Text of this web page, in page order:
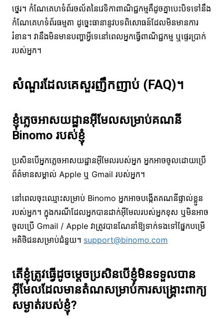
ថ្នេរ។ កំណែគេហទំព័រចល័តនៃវេទិកាពាណិជ្ជកម្មគឺដូចគ្នាបេះបិទទៅនឹង
កំណែគេហទំព័រធម្មតា ដូច្នេះធានានូវបទពិសោធន៍ដែលមិនមានការ
រំខាន។ វានឹងមិនមានបញ្ហាអ្វីទេនៅពេលអ្នកធ្វើពាណិជ្ជកម្ម ឬផ្ទេរប្រាក់
របស់អ្នក។
សំណួរដែលគេសួរញឹកញាប់ (FAQ)។
ខ្ញុំភ្លេចអាសយដ្ឋានអ៊ីមែលសម្រាប់គណនី
Binomo របស់ខ្ញុំ
ប្រសិនបើអ្នកភ្លេចអាសយដ្ឋានអ៊ីមែលរបស់អ្នក អ្នកអាចចូលដោយប្រើ
ព័ត៌មានសម្គាល់ Apple ឬ Gmail របស់អ្នក។
នៅពេលចុះឈ្មោះសម្រាប់ Binomo អ្នកអាចបង្កើតគណនីផ្ទាល់ខ្លួន
របស់អ្នក។ ក្នុងករណីដែលអ្នកបានដាក់អ៊ីមែលរបស់អ្នកខុស ឬមិនអាច
ចូលប្រើ Gmail / Apple វាត្រូវបានណែនាំឱ្យទាក់ទងទៅផ្នែកបម្រើ
អតិថិជនសម្រាប់ជំនួយ។ support@binomo.com
តើខ្ញុំត្រូវធ្វើដូចម្តេចប្រសិនបើខ្ញុំមិនទទួលបាន
អ៊ីមែលដែលមានតំណសម្រាប់ការសង្គ្រោះពាក្យ
សម្ងាត់របស់ខ្ញុំ?